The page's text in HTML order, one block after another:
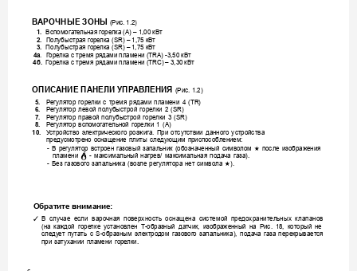
ВАРОЧНЫЕ ЗОНЫ (Рис. 1.2)
1. Вспомогательная горелка (А) – 1,00 кВт
2. Полубыстрая горелка (SR) – 1,75 кВт
3. Полубыстрая горелка (SR) – 1,75 кВт
4а Горелка с тремя рядами пламени (TRA) -3,50 кВт
4б. Горелка с тремя рядами пламени (TRC) – 3,30 кВт
ОПИСАНИЕ ПАНЕЛИ УПРАВЛЕНИЯ (Рис. 1.2)
5. Регулятор горелки с тремя рядами пламени 4 (TR)
6. Регулятор левой полубыстрой горелки 2 (SR)
7. Регулятор правой полубыстрой горелки 3 (SR)
8. Регулятор вспомогательной горелки 1 (А)
10. Устройство электрического розжига. При отсутствии данного устройства
предусмотрено оснащение плиты следующим приспособлением:
- В регулятор встроен газовый запальник (обозначенный символом ★ после изображения
пламени
- максимальный нагрев/ максимальная подача газа).
- Без газового запальника (возле регулятора нет символа ★).
Обратите внимание:
✓ В случае если варочная поверхность оснащена системой предохранительных клапанов
(на каждой горелке установлен Т-образный датчик, изображенный на Рис. 18, который не
следует путать с S-образным электродом газового запальника), подача газа перекрывается
при затухании пламени горелки.